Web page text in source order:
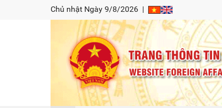
Chủ nhật Ngày 9/8/2026 |